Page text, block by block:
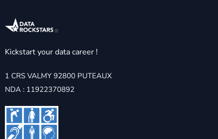
Kickstart your data career !
1 CRS VALMY 92800 PUTEAUX
NDA : 11922370892